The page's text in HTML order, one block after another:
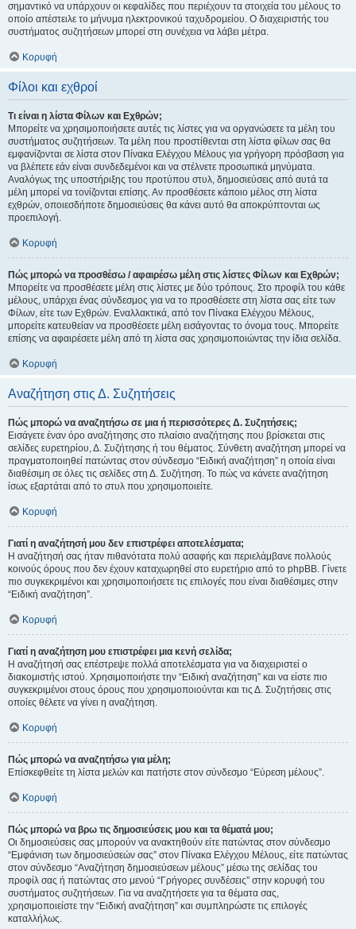
σημαντικό να υπάρχουν οι κεφαλίδες που περιέχουν τα στοιχεία του μέλους το
οποίο απέστειλε το μήνυμα ηλεκτρονικού ταχυδρομείου. Ο διαχειριστής του
συστήματος συζητήσεων μπορεί στη συνέχεια να λάβει μέτρα.
Κορυφή
Φίλοι και εχθροί
Τι είναι η λίστα Φίλων και Εχθρών;
Μπορείτε να χρησιμοποιήσετε αυτές τις λίστες για να οργανώσετε τα μέλη του
συστήματος συζητήσεων. Τα μέλη που προστίθενται στη λίστα φίλων σας θα
εμφανίζονται σε λίστα στον Πίνακα Ελέγχου Μέλους για γρήγορη πρόσβαση για
να βλέπετε εάν είναι συνδεδεμένοι και να στέλνετε προσωπικά μηνύματα.
Αναλόγως της υποστήριξης του προτύπου στυλ, δημοσιεύσεις από αυτά τα
μέλη μπορεί να τονίζονται επίσης. Αν προσθέσετε κάποιο μέλος στη λίστα
εχθρών, οποιεσδήποτε δημοσιεύσεις θα κάνει αυτό θα αποκρύπτονται ως
προεπιλογή.
Κορυφή
Πώς μπορώ να προσθέσω / αφαιρέσω μέλη στις λίστες Φίλων και Εχθρών;
Μπορείτε να προσθέσετε μέλη στις λίστες με δύο τρόπους. Στο προφίλ του κάθε
μέλους, υπάρχει ένας σύνδεσμος για να το προσθέσετε στη λίστα σας είτε των
Φίλων, είτε των Εχθρών. Εναλλακτικά, από τον Πίνακα Ελέγχου Μέλους,
μπορείτε κατευθείαν να προσθέσετε μέλη εισάγοντας το όνομα τους. Μπορείτε
επίσης να αφαιρέσετε μέλη από τη λίστα σας χρησιμοποιώντας την ίδια σελίδα.
Κορυφή
Αναζήτηση στις Δ. Συζητήσεις
Πώς μπορώ να αναζητήσω σε μια ή περισσότερες Δ. Συζητήσεις;
Εισάγετε έναν όρο αναζήτησης στο πλαίσιο αναζήτησης που βρίσκεται στις
σελίδες ευρετηρίου, Δ. Συζήτησης ή του θέματος. Σύνθετη αναζήτηση μπορεί να
πραγματοποιηθεί πατώντας στον σύνδεσμο “Ειδική αναζήτηση” η οποία είναι
διαθέσιμη σε όλες τις σελίδες στη Δ. Συζήτηση. Το πώς να κάνετε αναζήτηση
ίσως εξαρτάται από το στυλ που χρησιμοποιείτε.
Κορυφή
Γιατί η αναζήτησή μου δεν επιστρέφει αποτελέσματα;
Η αναζήτησή σας ήταν πιθανότατα πολύ ασαφής και περιελάμβανε πολλούς
κοινούς όρους που δεν έχουν καταχωρηθεί στο ευρετήριο από το phpBB. Γίνετε
πιο συγκεκριμένοι και χρησιμοποιήσετε τις επιλογές που είναι διαθέσιμες στην
“Ειδική αναζήτηση”.
Κορυφή
Γιατί η αναζήτηση μου επιστρέφει μια κενή σελίδα;
Η αναζήτησή σας επέστρεψε πολλά αποτελέσματα για να διαχειριστεί ο
διακομιστής ιστού. Χρησιμοποιήστε την “Ειδική αναζήτηση” και να είστε πιο
συγκεκριμένοι στους όρους που χρησιμοποιούνται και τις Δ. Συζητήσεις στις
οποίες θέλετε να γίνει η αναζήτηση.
Κορυφή
Πώς μπορώ να αναζητήσω για μέλη;
Επίσκεφθείτε τη λίστα μελών και πατήστε στον σύνδεσμο “Εύρεση μέλους”.
Κορυφή
Πώς μπορώ να βρω τις δημοσιεύσεις μου και τα θέματά μου;
Οι δημοσιεύσεις σας μπορούν να ανακτηθούν είτε πατώντας στον σύνδεσμο
“Εμφάνιση των δημοσιεύσεών σας” στον Πίνακα Ελέγχου Μέλους, είτε πατώντας
στον σύνδεσμο “Αναζήτηση δημοσιεύσεων μέλους” μέσω της σελίδας του
προφίλ σας ή πατώντας στο μενού “Γρήγορες συνδέσεις” στην κορυφή του
συστήματος συζητήσεων. Για να αναζητήσετε για τα θέματα σας,
χρησιμοποιείστε την “Ειδική αναζήτηση” και συμπληρώστε τις επιλογές
καταλλήλως.